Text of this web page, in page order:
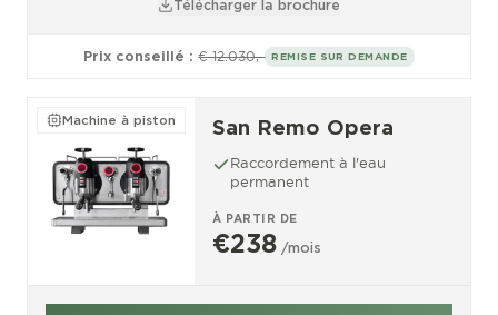
Télécharger la brochure
Prix conseillé : € 12.030,- REMISE SUR DEMANDE
Machine à piston San Remo Opera
Raccordement à l'eau
permanent
À PARTIR DE
€238 /mois